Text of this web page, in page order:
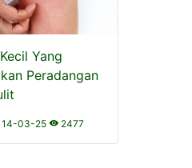
Yang
Peradangan
14-03-25 2477